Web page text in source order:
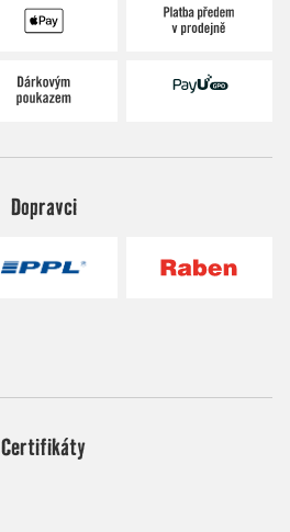
Dopravci
Certifikáty